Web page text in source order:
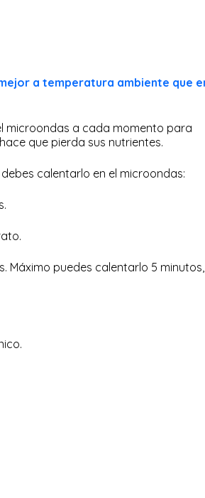
a temperatura ambiente que
microondas a cada momento para
que pierda sus nutrientes.
calentarlo en el microondas:
Máximo puedes calentarlo 5